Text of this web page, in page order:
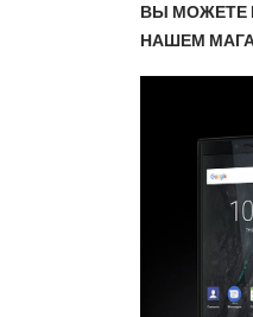
ВЫ МОЖЕТЕ
НАШЕМ